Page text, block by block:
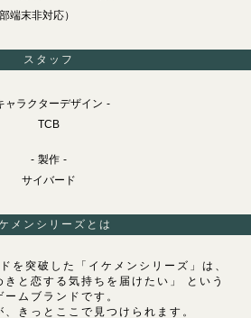
部端末非対応）
スタッフ
ャラクターデザイン
TCB
製作
サイバード
メンシリーズとは
を突破した「イケメンシリーズ」は、
きと恋する気持ちを届けたい」 という
ムブランドです。
きっとここで見つけられます。